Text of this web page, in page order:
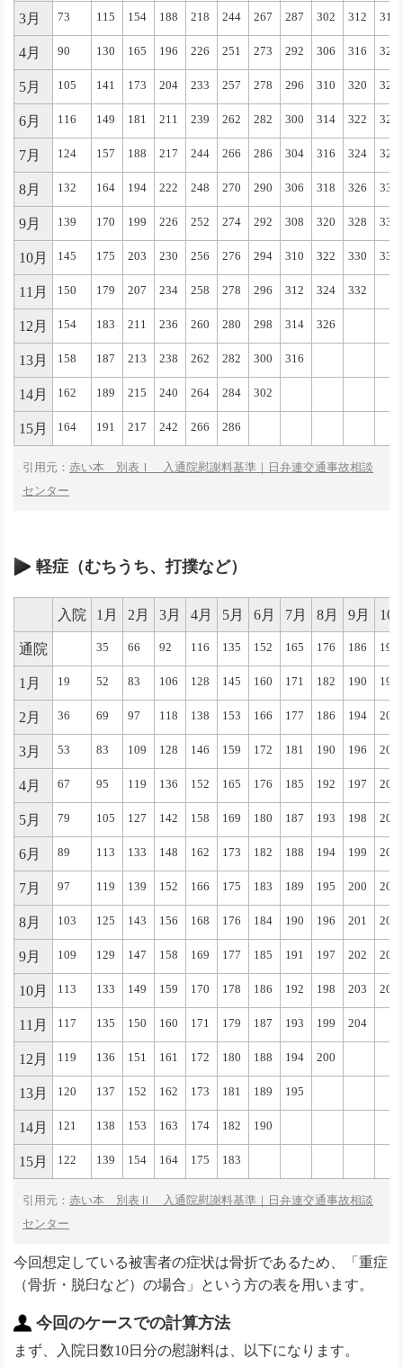
3月 73 115 154 188 218 244 267 287 302 312 319
4月 90 130 165 196 226 251 273 292 306 316 323
5月 105 141 173 204 233 257 278 296 310 320 325
6月 116 149 181 211 239 262 282 300 314 322 327
7月 124 157 188 217 244 266 286 304 316 324 329
8月 132 164 194 222 248 270 290 306 318 326 331
9月 139 170 199 226 252 274 292 308 320 328 333
10月 145 175 203 230 256 276 294 310 322 330 335
11月 150 179 207 234 258 278 296 312 324 332
12月 154 183 211 236 260 280 298 314 326
13月 158 187 213 238 262 282 300 316
14月 162 189 215 240 264 284 302
15月 164 191 217 242 266 286
引用元： 赤い本 別表Ⅰ 入通院慰謝料基準｜日弁連交通事故相談
センター
軽症（むちうち、打撲など）
入院 1月 2月 3月 4月 5月 6月 7月 8月 9月 10
通院 35 66 92 116 135 152 165 176 186 195
1月 19 52 83 106 128 145 160 171 182 190 199
2月 36 69 97 118 138 153 166 177 186 194 201
3月 53 83 109 128 146 159 172 181 190 196 202
4月 67 95 119 136 152 165 176 185 192 197 203
5月 79 105 127 142 158 169 180 187 193 198 204
6月 89 113 133 148 162 173 182 188 194 199 205
7月 97 119 139 152 166 175 183 189 195 200 206
8月 103 125 143 156 168 176 184 190 196 201 207
9月 109 129 147 158 169 177 185 191 197 202 208
10月 113 133 149 159 170 178 186 192 198 203 209
11月 117 135 150 160 171 179 187 193 199 204
12月 119 136 151 161 172 180 188 194 200
13月 120 137 152 162 173 181 189 195
14月 121 138 153 163 174 182 190
15月 122 139 154 164 175 183
引用元： 赤い本 別表Ⅱ 入通院慰謝料基準｜日弁連交通事故相談
センター
今回想定している被害者の症状は骨折であるため、「重症
（骨折・脱臼など）の場合」という方の表を用います。
今回のケースでの計算方法
まず、入院日数10日分の慰謝料は、以下になります。